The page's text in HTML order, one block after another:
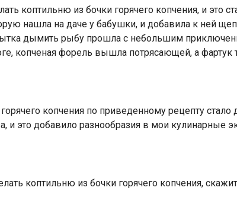
коптильню из бочки горячего копчения, и это
нашла на даче у бабушки, и добавила к ней
дымить рыбу прошла с небольшим
копченая форель вышла потрясающей, а фартук
копчения по приведенному рецепту
и это добавило разнообразия в мои кулинарные
коптильню из бочки горячего копчения,